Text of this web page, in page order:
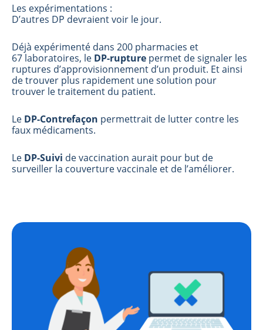
Les expérimentations :
D’autres DP devraient voir le jour.
Déjà expérimenté dans 200 pharmacies et
67 laboratoires, le DP-rupture permet de signaler les
ruptures d’approvisionnement d’un produit. Et ainsi
de trouver plus rapidement une solution pour
trouver le traitement du patient.
Le DP-Contrefaçon permettrait de lutter contre les
faux médicaments.
Le DP-Suivi de vaccination aurait pour but de
surveiller la couverture vaccinale et de l’améliorer.